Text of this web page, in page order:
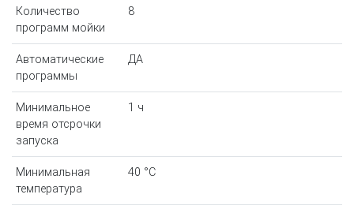
Количество
программ мойки
8
Автоматические
программы
ДА
Минимальное
время отсрочки
запуска
1 ч
Минимальная
температура
40 °С